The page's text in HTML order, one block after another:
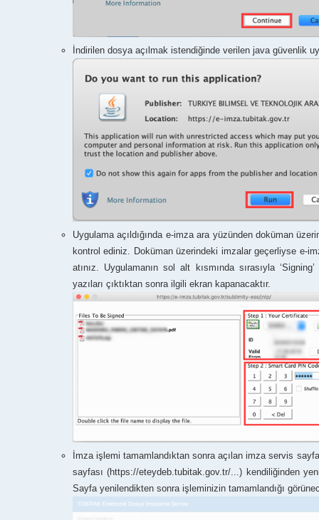
İndirilen dosya açılmak istendiğinde verilen java güvenlik
Uygulama açıldığında e-imza ara yüzünden doküman
kontrol ediniz. Doküman üzerindeki imzalar geçerliyse e-
atınız. Uygulamanın sol alt kısmında sırasıyla
yazıları çıktıktan sonra ilgili ekran kapanacaktır.
İmza işlemi tamamlandıktan sonra açılan imza servis
sayfası (https://eteydeb.tubitak.gov.tr/...) kendiliğinden
Sayfa yenilendikten sonra işleminizin tamamlandığı